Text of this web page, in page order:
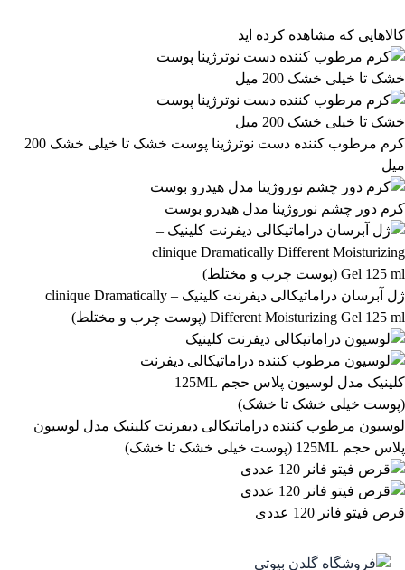
تومان
415,499 تومان
491,799 تومان
اعمال فیلتر قیمت
وضعیت کالا
نمایش کالاهای موجود
فیلتر بر اساس برند:
BALANCE 10
فیلتر بر اساس دسته بندی:
آرایشی و بهداشتی 558 بهداشتی و پوستی
رژ لب مدادی لچیک
مرتب‌سازی محصولات
مرتب‌سازی:
پیش‌فرض محبوب‌ترین بالاترین امتیاز
گران‌ترین موجودها اول
کالاهایی که مشاهده کرده اید
کرم مرطوب کننده دست نوترژینا پوست خشک تا خیلی خشک 200
میل
کرم دور چشم نوروژینا مدل هیدرو بوست
ژل آبرسان دراماتیکالی دیفرنت کلینیک – clinique Dramatically
Different Moisturizing Gel 125 ml (پوست چرب و مختلط)
لوسیون مرطوب کننده دراماتیکالی دیفرنت کلینیک مدل لوسیون
پلاس حجم 125ML (پوست خیلی خشک تا خشک)
قرص فیتو فانر 120 عددی